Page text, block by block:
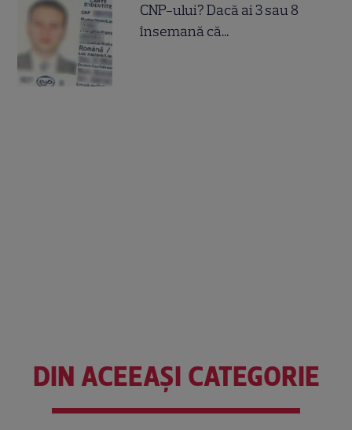
CNP-ului? Dacă ai 3 sau 8
însemană că...
DIN ACEEAȘI CATEGORIE